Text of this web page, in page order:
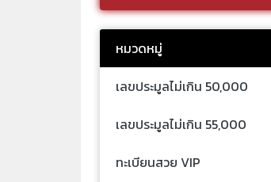
หมวดหมู่
เลขประมูลไม่เกิน 50,000
เลขประมูลไม่เกิน 55,000
ทะเบียนสวย VIP